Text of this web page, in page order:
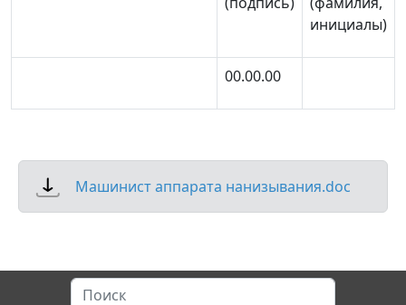
инициалы)
00.00.00
Машинист аппарата нанизывания.doc